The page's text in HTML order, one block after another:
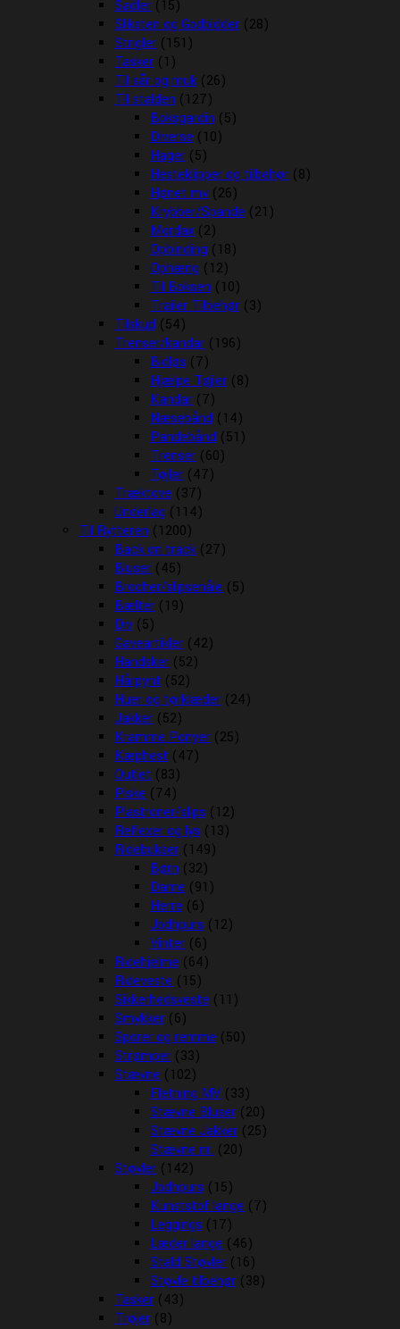
Sadler (15)
Sliksten og Godbidder (28)
Strigler (151)
Tasker (1)
Til sår og muk (26)
Til stalden (127)
Boksgardin (5)
Diverse (10)
Hager (5)
Hesteklipper og tilbehør (8)
Hønet mv (26)
Krybber/Spande (21)
Mordax (2)
Opbinding (18)
Ophæng (12)
Til Boksen (10)
Trailer Tilbehør (3)
Tilskud (54)
Trenser/kandar (196)
Bidløs (7)
Hjælpe Tøjler (8)
Kandar (7)
Næsebånd (14)
Pandebånd (51)
Trenser (60)
Tøjler (47)
Træktove (37)
Underlag (114)
Til Rytteren (1200)
Back on track (27)
Bluser (45)
Brocher/slipsenåle (5)
Bælter (19)
Div (5)
Gaveartikler (42)
Handsker (52)
Hårpynt (52)
Huer og tørklæder (24)
Jakker (52)
Kramme Ponyer (25)
Kæphest (47)
Outlet (83)
Piske (74)
Plastroner/slips (12)
Reflexer og lys (13)
Ridebukser (149)
Børn (32)
Dame (91)
Herre (6)
Jodhpurs (12)
Vinter (6)
Ridehjelme (64)
Rideveste (15)
Sikkerhedsveste (11)
Smykker (6)
Sporer og remme (50)
Strømper (33)
Stævne (102)
Fletning MV (33)
Stævne Bluser (20)
Stævne Jakker (25)
Stævne nr. (20)
Støvler (142)
Jodhpurs (15)
Kunststof lange (7)
Leggings (17)
Læder lange (46)
Stald Støvler (16)
Støvle tilbehør (38)
Tasker (43)
Trøjer (8)